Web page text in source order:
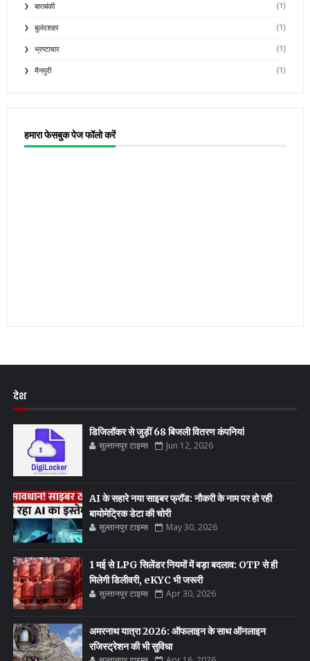
बाराबंकी (1)
बुलंदशहर (1)
भ्रष्टाचार (1)
मैनपुरी (1)
हमारा फेसबुक पेज फॉलो करें
देश
डिजिलॉकर से जुड़ीं 68 बिजली वितरण कंपनियां
सुल्तानपुर टाइम्स Jun 12, 2026
AI के सहारे नया साइबर फ्रॉड: नौकरी के नाम पर हो रही
बायोमेट्रिक डेटा की चोरी
सुल्तानपुर टाइम्स May 30, 2026
1 मई से LPG सिलेंडर नियमों में बड़ा बदलाव: OTP से ही
मिलेगी डिलीवरी, eKYC भी जरूरी
सुल्तानपुर टाइम्स Apr 30, 2026
अमरनाथ यात्रा 2026: ऑफलाइन के साथ ऑनलाइन
रजिस्ट्रेशन की भी सुविधा